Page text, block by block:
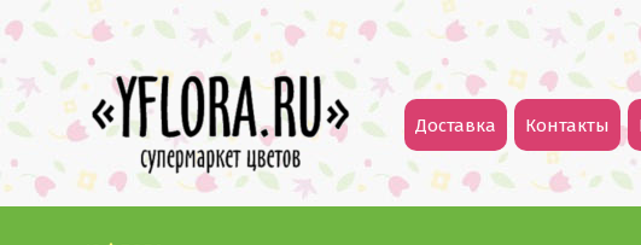
Доставка Контакты